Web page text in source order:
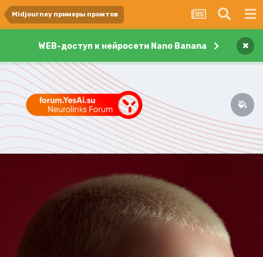
Midjourney примеры промтов
WEB-доступ к нейросети Nano Banana ×